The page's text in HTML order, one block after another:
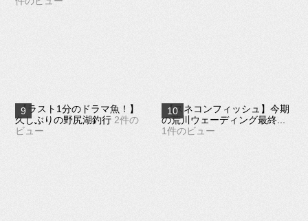
【ラスト1分のドラマ魚！】
久しぶりの野尻湖釣行 2件の
ビュー
【スネコンフィッシュ】今期
の荒川ウェーディング最終...
1件のビュー